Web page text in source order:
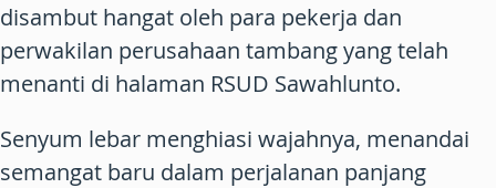
disambut hangat oleh para pekerja dan
perwakilan perusahaan tambang yang telah
menanti di halaman RSUD Sawahlunto.
Senyum lebar menghiasi wajahnya, menandai
semangat baru dalam perjalanan panjang